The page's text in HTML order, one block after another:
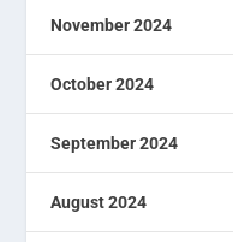
November 2024
October 2024
September 2024
August 2024